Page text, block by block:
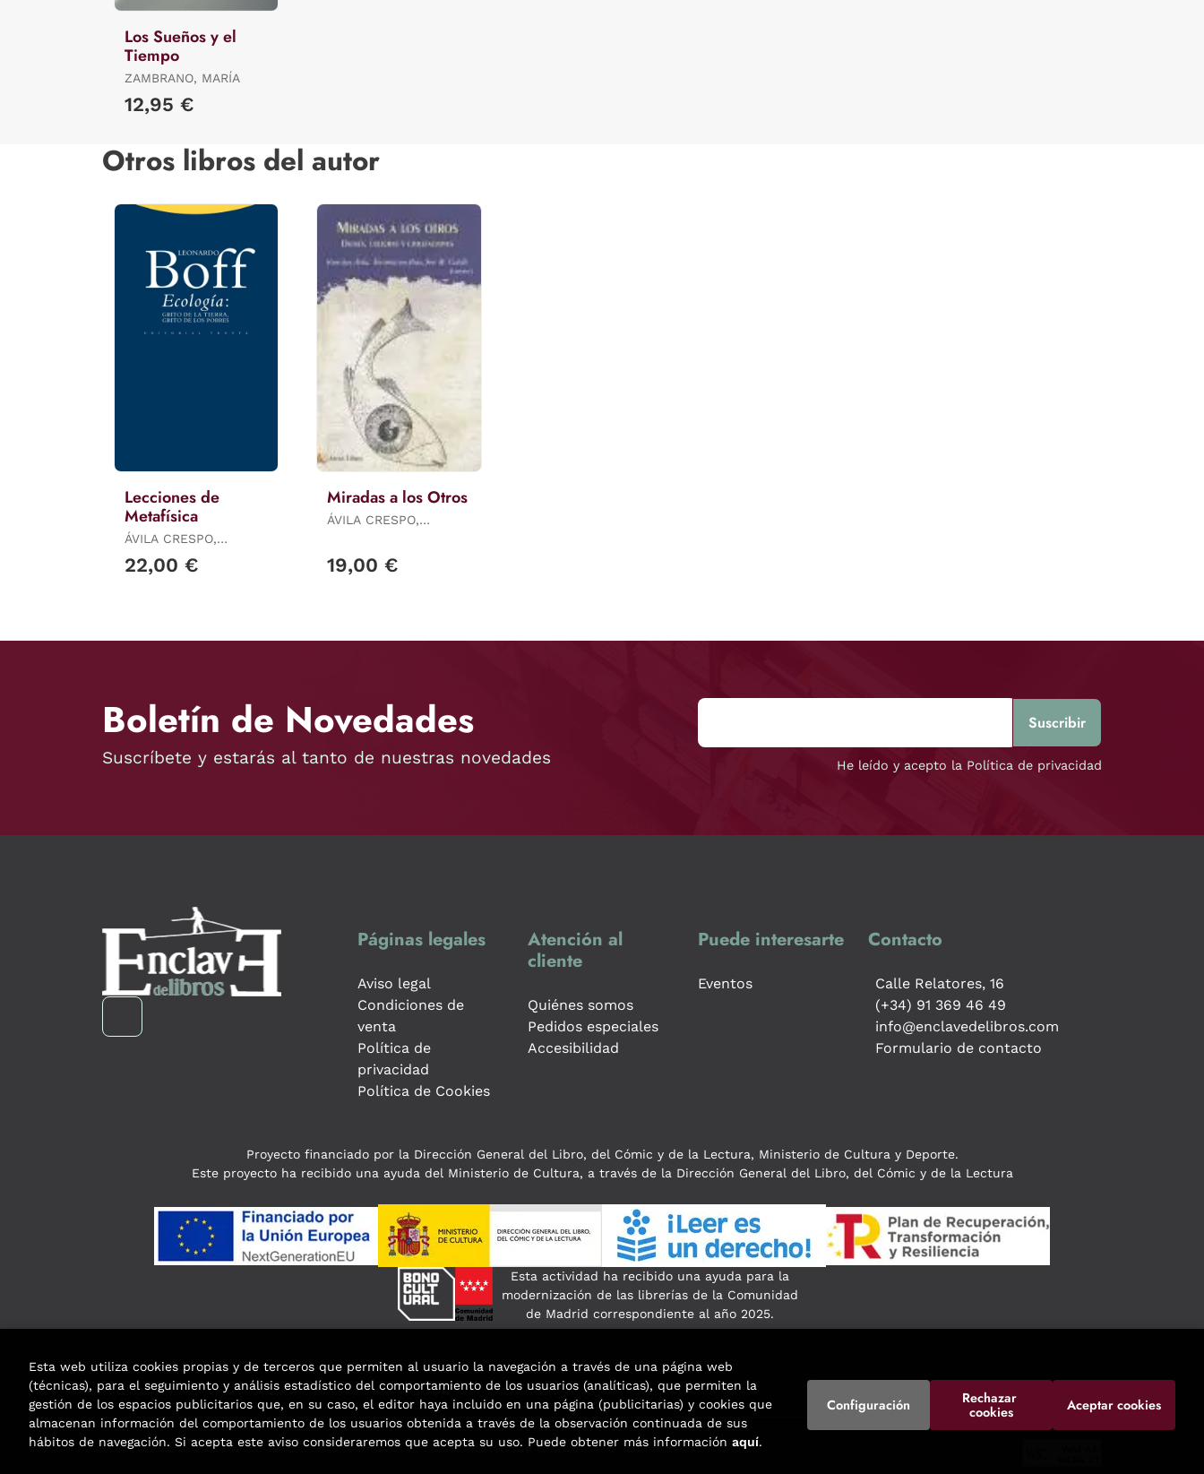
Los Sueños y el
Tiempo
ZAMBRANO, MARÍA
12,95 €
Otros libros del autor
Lecciones de
Metafísica
ÁVILA CRESPO,
22,00 €
Miradas a los Otros
ÁVILA CRESPO,
19,00 €
Boletín de Novedades
Suscríbete y estarás al tanto de nuestras novedades He leído y acepto la Política de privacidad
Páginas legales
Aviso legal
Condiciones de
venta
Política de
privacidad
Política de Cookies
Atención al
cliente
Quiénes somos
Pedidos especiales
Accesibilidad
Puede interesarte
Eventos
Contacto
Calle Relatores, 16
(+34) 91 369 46 49
info@enclavedelibros.com
Formulario de contacto
Proyecto financiado por la Dirección General del Libro, del Cómic y de la Lectura, Ministerio de Cultura y Deporte.
Este proyecto ha recibido una ayuda del Ministerio de Cultura, a través de la Dirección General del Libro, del Cómic y de la Lectura
Esta actividad ha recibido una ayuda para la
modernización de las librerías de la Comunidad
de Madrid correspondiente al año 2025.
2026 ©Enclave de libros. Todos los Derechos Reservados |Trevenque Group
Esta web utiliza cookies propias y de terceros que permiten al usuario la navegación a través de una página web
(técnicas), para el seguimiento y análisis estadístico del comportamiento de los usuarios (analíticas), que permiten la
gestión de los espacios publicitarios que, en su caso, el editor haya incluido en una página (publicitarias) y cookies que
almacenan información del comportamiento de los usuarios obtenida a través de la observación continuada de sus
hábitos de navegación. Si acepta este aviso consideraremos que acepta su uso. Puede obtener más información aquí.
Configuración
Rechazar
cookies
Aceptar cookies